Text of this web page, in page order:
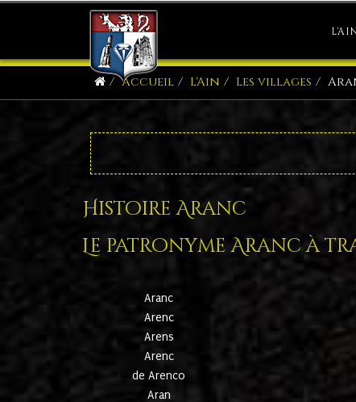
Accueil L'Ain Les villages
Histoire Aranc
Le patronyme Aranc à
Aranc
Arenc
Arens
Arenc
de Arenco
Aran